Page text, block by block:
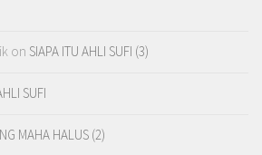
on SIAPA ITU AHLI SUFI (3)
SUFI
MAHA HALUS (2)